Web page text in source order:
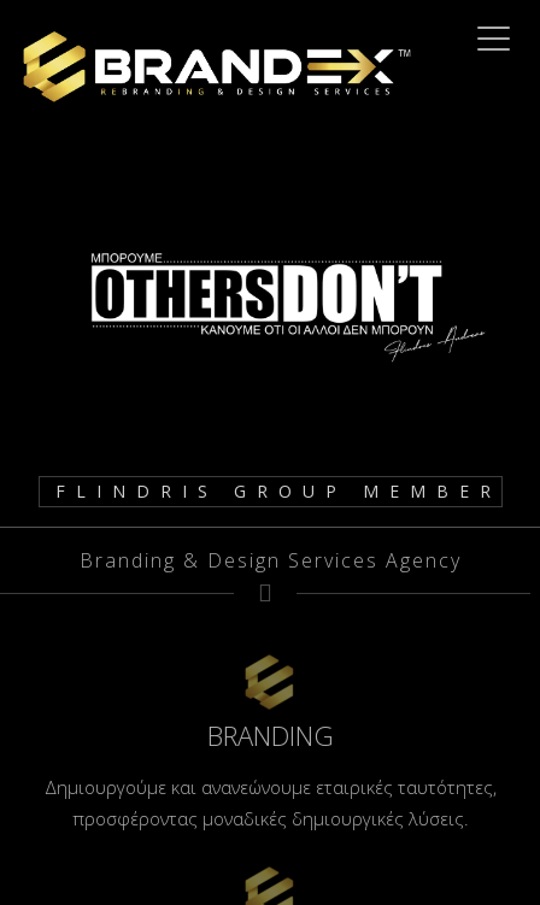
FLINDRIS GROUP MEMBER
Branding & Design Services Agency
BRANDING
Δημιουργούμε και ανανεώνουμε εταιρικές ταυτότητες,
προσφέροντας μοναδικές δημιουργικές λύσεις.